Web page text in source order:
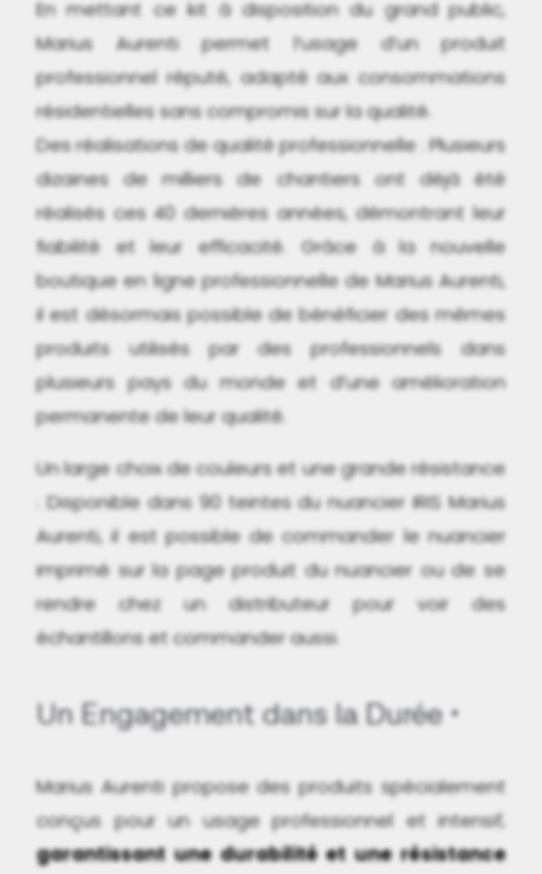
En mettant ce kit à disposition du grand public,
Marius Aurenti permet l’usage d’un produit
professionnel réputé, adapté aux consommations
résidentielles sans compromis sur la qualité.
Des réalisations de qualité professionnelle : Plusieurs
dizaines de milliers de chantiers ont déjà été
réalisés ces 40 dernières années, démontrant leur
fiabilité et leur efficacité. Grâce à la nouvelle
boutique en ligne professionnelle de Marius Aurenti,
il est désormais possible de bénéficier des mêmes
produits utilisés par des professionnels dans
plusieurs pays du monde et d’une amélioration
permanente de leur qualité.
Un large choix de couleurs et une grande résistance
: Disponible dans 90 teintes du nuancier IRIS Marius
Aurenti, il est possible de commander le nuancier
imprimé sur la page produit du nuancier ou de se
rendre chez un distributeur pour voir des
échantillons et commander aussi.
Un Engagement dans la Durée
Marius Aurenti propose des produits spécialement
conçus pour un usage professionnel et intensif,
garantissant une durabilité et une résistance